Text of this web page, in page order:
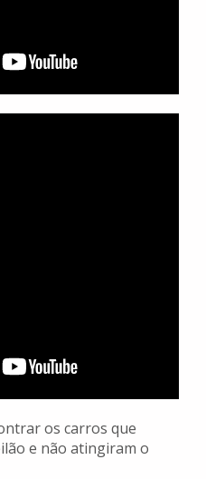
os carros que
e não atingiram o